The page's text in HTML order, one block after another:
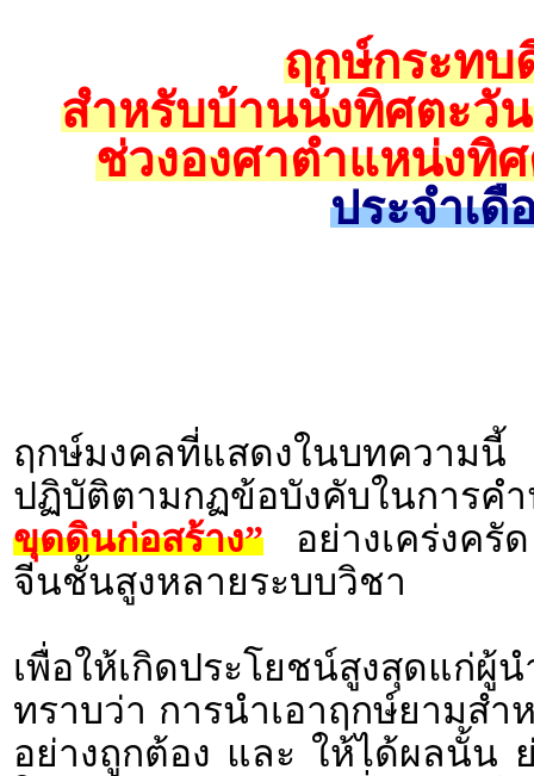
ฤกษ์กระทบ
สำหรับบ้านนั่งทิศตะวั
ช่วงองศาตำแหน่งทิศ
ประจำเดื
ฤกษ์มงคลที่แสดงในบทความ
ปฏิบัติตามกฏข้อบังคับในกา
ขุดดินก่อสร้าง” อย่างเคร่งครั
จีนชั้นสูงหลายระบบวิชา
เพื่อให้เกิดประโยชน์สูงสุดแก่
ทราบว่า การนำเอาฤกษ์ยามส
อย่างถูกต้อง และ ให้ได้ผลนั้น